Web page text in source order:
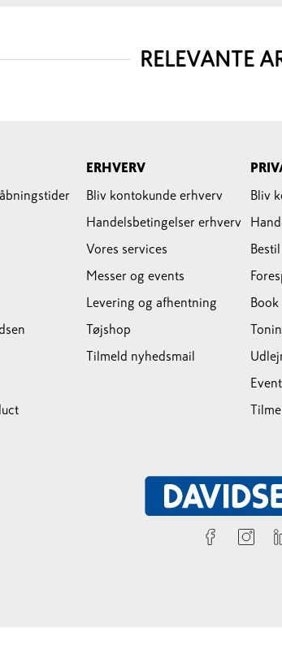
RELEVANTE
ERHVERV
Bliv kontokunde erhverv
Handelsbetingelser erhverv
Vores services
Messer og events
Levering og afhentning
Tøjshop
Tilmeld nyhedsmail
Bliv